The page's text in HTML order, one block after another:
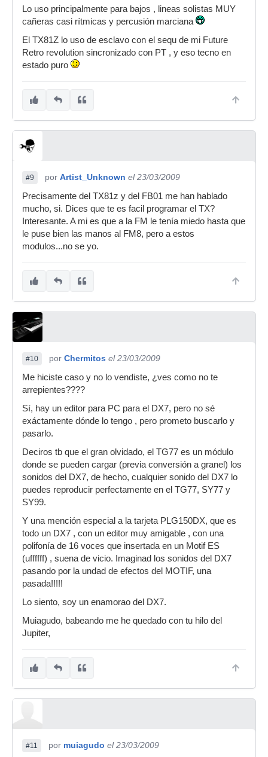
Lo uso principalmente para bajos , lineas solistas MUY
cañeras casi rítmicas y percusión marciana
El TX81Z lo uso de esclavo con el sequ de mi Future
Retro revolution sincronizado con PT , y eso tecno en
estado puro
#9 por Artist_Unknown el 23/03/2009
Precisamente del TX81z y del FB01 me han hablado
mucho, si. Dices que te es facil programar el TX?
Interesante. A mi es que a la FM le tenía miedo hasta que
le puse bien las manos al FM8, pero a estos
modulos...no se yo.
#10 por Chermitos el 23/03/2009
Me hiciste caso y no lo vendiste, ¿ves como no te
arrepientes????
Sí, hay un editor para PC para el DX7, pero no sé
exáctamente dónde lo tengo , pero prometo buscarlo y
pasarlo.
Deciros tb que el gran olvidado, el TG77 es un módulo
donde se pueden cargar (previa conversión a granel) los
sonidos del DX7, de hecho, cualquier sonido del DX7 lo
puedes reproducir perfectamente en el TG77, SY77 y
SY99.
Y una mención especial a la tarjeta PLG150DX, que es
todo un DX7 , con un editor muy amigable , con una
polifonía de 16 voces que insertada en un Motif ES
(uffffff) , suena de vicio. Imaginad los sonidos del DX7
pasando por la undad de efectos del MOTIF, una
pasada!!!!!
Lo siento, soy un enamorao del DX7.
Muiagudo, babeando me he quedado con tu hilo del
Jupiter,
#11 por muiagudo el 23/03/2009